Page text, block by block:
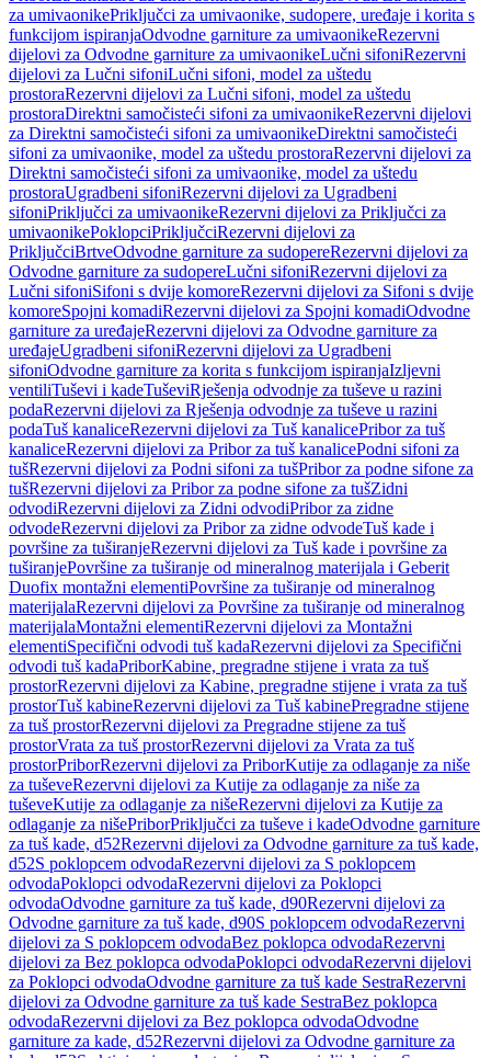
za umivaonikePriključci za umivaonike, sudopere, uređaje i korita s
funkcijom ispiranjaOdvodne garniture za umivaonikeRezervni
dijelovi za Odvodne garniture za umivaonikeLučni sifoniRezervni
dijelovi za Lučni sifoniLučni sifoni, model za uštedu
prostoraRezervni dijelovi za Lučni sifoni, model za uštedu
prostoraDirektni samočisteći sifoni za umivaonikeRezervni dijelovi
za Direktni samočisteći sifoni za umivaonikeDirektni samočisteći
sifoni za umivaonike, model za uštedu prostoraRezervni dijelovi za
Direktni samočisteći sifoni za umivaonike, model za uštedu
prostoraUgradbeni sifoniRezervni dijelovi za Ugradbeni
sifoniPriključci za umivaonikeRezervni dijelovi za Priključci za
umivaonikePoklopciPriključciRezervni dijelovi za
PriključciBrtveOdvodne garniture za sudopereRezervni dijelovi za
Odvodne garniture za sudopereLučni sifoniRezervni dijelovi za
Lučni sifoniSifoni s dvije komoreRezervni dijelovi za Sifoni s dvije
komoreSpojni komadiRezervni dijelovi za Spojni komadiOdvodne
garniture za uređajeRezervni dijelovi za Odvodne garniture za
uređajeUgradbeni sifoniRezervni dijelovi za Ugradbeni
sifoniOdvodne garniture za korita s funkcijom ispiranjaIzljevni
ventiliTuševi i kadeTuševiRješenja odvodnje za tuševe u razini
podaRezervni dijelovi za Rješenja odvodnje za tuševe u razini
podaTuš kanaliceRezervni dijelovi za Tuš kanalicePribor za tuš
kanaliceRezervni dijelovi za Pribor za tuš kanalicePodni sifoni za
tušRezervni dijelovi za Podni sifoni za tušPribor za podne sifone za
tušRezervni dijelovi za Pribor za podne sifone za tušZidni
odvodiRezervni dijelovi za Zidni odvodiPribor za zidne
odvodeRezervni dijelovi za Pribor za zidne odvodeTuš kade i
površine za tuširanjeRezervni dijelovi za Tuš kade i površine za
tuširanjePovršine za tuširanje od mineralnog materijala i Geberit
Duofix montažni elementiPovršine za tuširanje od mineralnog
materijalaRezervni dijelovi za Površine za tuširanje od mineralnog
materijalaMontažni elementiRezervni dijelovi za Montažni
elementiSpecifični odvodi tuš kadaRezervni dijelovi za Specifični
odvodi tuš kadaPriborKabine, pregradne stijene i vrata za tuš
prostorRezervni dijelovi za Kabine, pregradne stijene i vrata za tuš
prostorTuš kabineRezervni dijelovi za Tuš kabinePregradne stijene
za tuš prostorRezervni dijelovi za Pregradne stijene za tuš
prostorVrata za tuš prostorRezervni dijelovi za Vrata za tuš
prostorPriborRezervni dijelovi za PriborKutije za odlaganje za niše
za tuševeRezervni dijelovi za Kutije za odlaganje za niše za
tuševeKutije za odlaganje za nišeRezervni dijelovi za Kutije za
odlaganje za nišePriborPriključci za tuševe i kadeOdvodne garniture
za tuš kade, d52Rezervni dijelovi za Odvodne garniture za tuš kade,
d52S poklopcem odvodaRezervni dijelovi za S poklopcem
odvodaPoklopci odvodaRezervni dijelovi za Poklopci
odvodaOdvodne garniture za tuš kade, d90Rezervni dijelovi za
Odvodne garniture za tuš kade, d90S poklopcem odvodaRezervni
dijelovi za S poklopcem odvodaBez poklopca odvodaRezervni
dijelovi za Bez poklopca odvodaPoklopci odvodaRezervni dijelovi
za Poklopci odvodaOdvodne garniture za tuš kade SestraRezervni
dijelovi za Odvodne garniture za tuš kade SestraBez poklopca
odvodaRezervni dijelovi za Bez poklopca odvodaOdvodne
garniture za kade, d52Rezervni dijelovi za Odvodne garniture za